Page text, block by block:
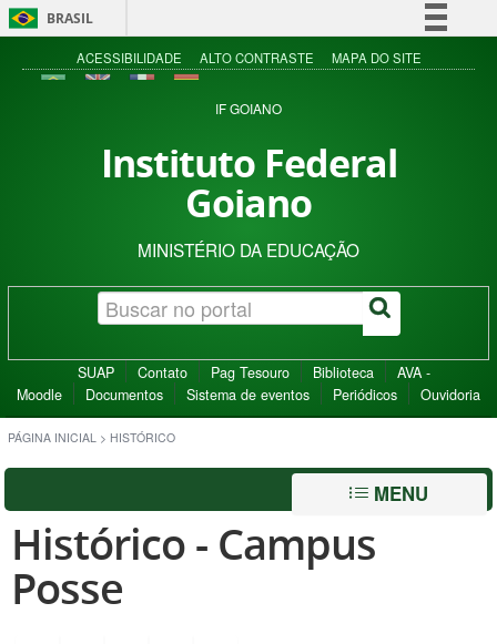
BRASIL
Simplifique!
Acesso à informação
ACESSIBILIDADE ALTO CONTRASTE MAPA DO SITE
IF GOIANO
Instituto Federal
Goiano
MINISTÉRIO DA EDUCAÇÃO
SUAP Contato Pag Tesouro Biblioteca
AVA -
Moodle
Documentos Sistema de eventos Periódicos Ouvidoria
PÁGINA INICIAL > HISTÓRICO
MENU
Histórico - Campus
Posse